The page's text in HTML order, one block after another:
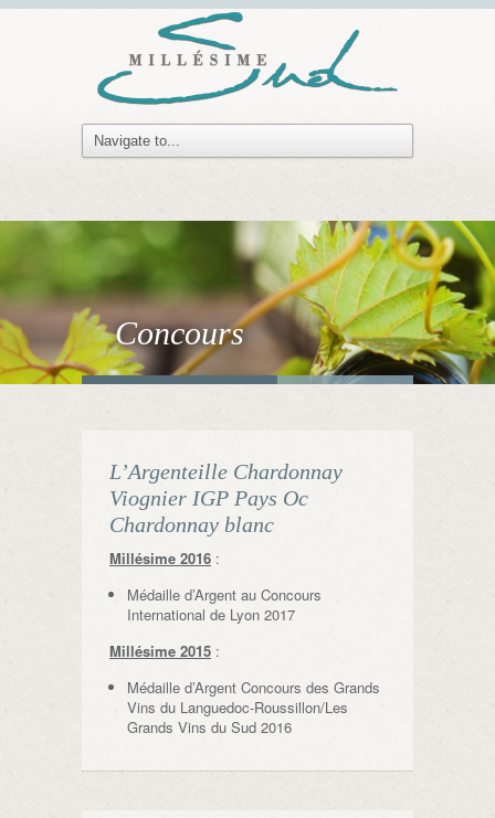
Concours
L’Argenteille Chardonnay
Viognier IGP Pays Oc
Chardonnay blanc
Millésime 2016 :
Médaille d’Argent au Concours
International de Lyon 2017
Millésime 2015 :
Médaille d’Argent Concours des Grands
Vins du Languedoc-Roussillon/Les
Grands Vins du Sud 2016